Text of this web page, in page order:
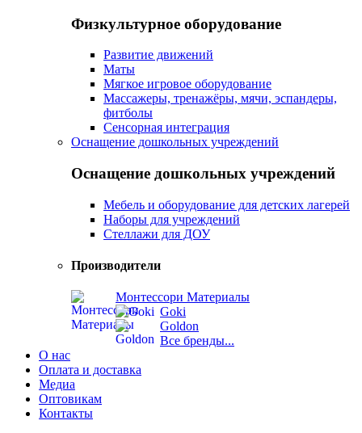
Физкультурное оборудование
Развитие движений
Маты
Мягкое игровое оборудование
Массажеры, тренажёры, мячи, эспандеры,
фитболы
Сенсорная интеграция
Оснащение дошкольных учреждений
Оснащение дошкольных учреждений
Мебель и оборудование для детских лагерей
Наборы для учреждений
Стеллажи для ДОУ
Производители
Монтессори Материалы
Goki
Goldon
Все бренды...
О нас
Оплата и доставка
Медиа
Оптовикам
Контакты